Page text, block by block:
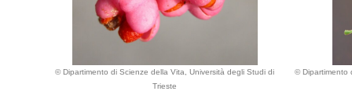
© Dipartimento di Scienze della Vita, Università degli Studi di
Trieste
© Dipartimento